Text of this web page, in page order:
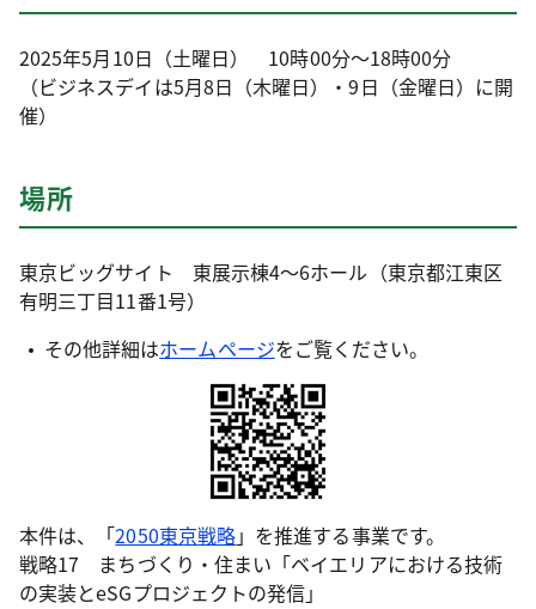
2025年5月10日（土曜日） 10時00分～18時00分
（ビジネスデイは5月8日（木曜日）・9日（金曜日）に開
催）
場所
東京ビッグサイト 東展示棟4～6ホール（東京都江東区
有明三丁目11番1号）
その他詳細はホームページをご覧ください。
本件は、「2050東京戦略」を推進する事業です。
戦略17 まちづくり・住まい「ベイエリアにおける技術
の実装とeSGプロジェクトの発信」